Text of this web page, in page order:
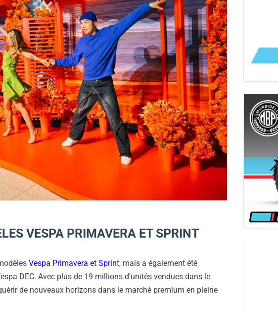
VESPA PRIMAVERA ET SPRINT
Vespa Primavera et Sprint, mais a également été
DEC. Avec plus de 19 millions d’unités vendues dans le
de nouveaux horizons dans le marché premium en pleine